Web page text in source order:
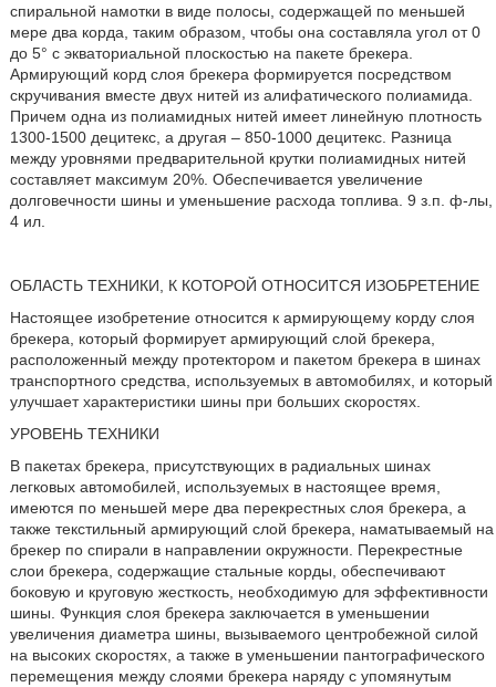
спиральной намотки в виде полосы, содержащей по меньшей
мере два корда, таким образом, чтобы она составляла угол от 0
до 5° с экваториальной плоскостью на пакете брекера.
Армирующий корд слоя брекера формируется посредством
скручивания вместе двух нитей из алифатического полиамида.
Причем одна из полиамидных нитей имеет линейную плотность
1300-1500 децитекс, а другая – 850-1000 децитекс. Разница
между уровнями предварительной крутки полиамидных нитей
составляет максимум 20%. Обеспечивается увеличение
долговечности шины и уменьшение расхода топлива. 9 з.п. ф-лы,
4 ил.
ОБЛАСТЬ ТЕХНИКИ, К КОТОРОЙ ОТНОСИТСЯ ИЗОБРЕТЕНИЕ
Настоящее изобретение относится к армирующему корду слоя
брекера, который формирует армирующий слой брекера,
расположенный между протектором и пакетом брекера в шинах
транспортного средства, используемых в автомобилях, и который
улучшает характеристики шины при больших скоростях.
УРОВЕНЬ ТЕХНИКИ
В пакетах брекера, присутствующих в радиальных шинах
легковых автомобилей, используемых в настоящее время,
имеются по меньшей мере два перекрестных слоя брекера, а
также текстильный армирующий слой брекера, наматываемый на
брекер по спирали в направлении окружности. Перекрестные
слои брекера, содержащие стальные корды, обеспечивают
боковую и круговую жесткость, необходимую для эффективности
шины. Функция слоя брекера заключается в уменьшении
увеличения диаметра шины, вызываемого центробежной силой
на высоких скоростях, а также в уменьшении пантографического
перемещения между слоями брекера наряду с упомянутым